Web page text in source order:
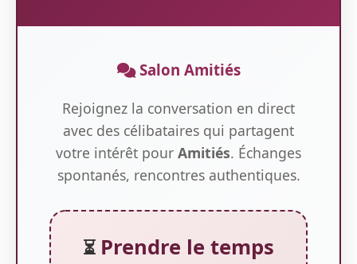
Salon Amitiés
Rejoignez la conversation en direct
avec des célibataires qui partagent
votre intérêt pour Amitiés. Échanges
spontanés, rencontres authentiques.
⏳ Prendre le temps